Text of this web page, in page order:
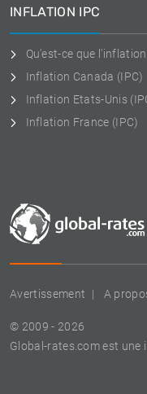
Avertissement A
© 2009 - 2026
Global-rates.com est une
INFLATION IPC
Qu'est-ce que l'inflation
Inflation Canada (IPC)
Inflation Etats-Unis
Inflation France (IPC)